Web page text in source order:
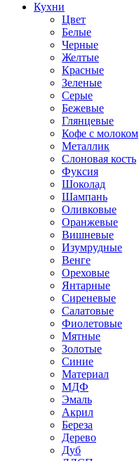
Кухни
Цвет
Белые
Черные
Желтые
Красные
Зеленые
Серые
Бежевые
Глянцевые
Кофе с молоком
Металлик
Слоновая кость
Фуксия
Шоколад
Шампань
Оливковые
Оранжевые
Вишневые
Изумрудные
Венге
Ореховые
Янтарные
Сиреневые
Салатовые
Фиолетовые
Мятные
Золотые
Синие
Материал
МДФ
Эмаль
Акрил
Береза
Дерево
Дуб